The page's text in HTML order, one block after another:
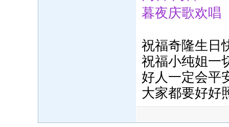
暮夜庆歌欢唱
祝福奇隆生日
祝福小纯姐一
好人一定会
大家都要好好